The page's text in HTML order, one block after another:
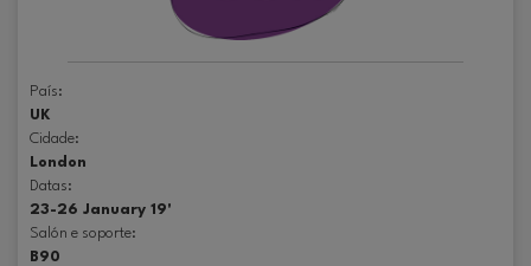
País:
UK
Cidade:
London
Datas:
23-26 January 19'
Salón e soporte:
B90